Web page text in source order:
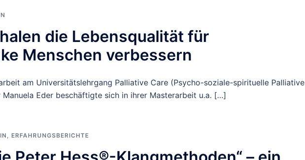
die Lebensqualität für
Menschen verbessern
am Universitätslehrgang Palliative Care (Psycho-soziale-spirituelle Palliative
Manuela Eder beschäftigte sich in ihrer Masterarbeit u.a. […]
, ERFAHRUNGSBERICHTE